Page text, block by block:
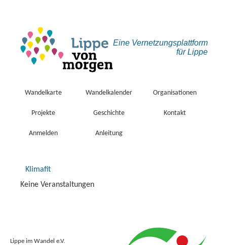
Eine Vernetzungs­plattform
für Lippe
Wandelkarte Wandelkalender Organisationen
Projekte Geschichte Kontakt
Anmelden Anleitung
Klimafit
Keine Veranstaltungen
Lippe im Wandel e.V.